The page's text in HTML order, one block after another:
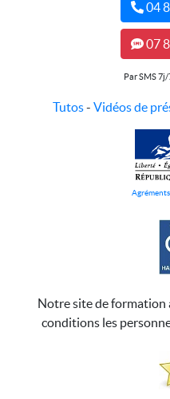
04
07
Par SMS
Tutos- Vidéos de
Notre site de formation
conditions les